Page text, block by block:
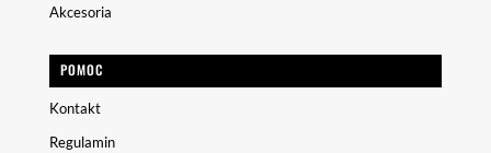
Akcesoria
POMOC
Kontakt
Regulamin